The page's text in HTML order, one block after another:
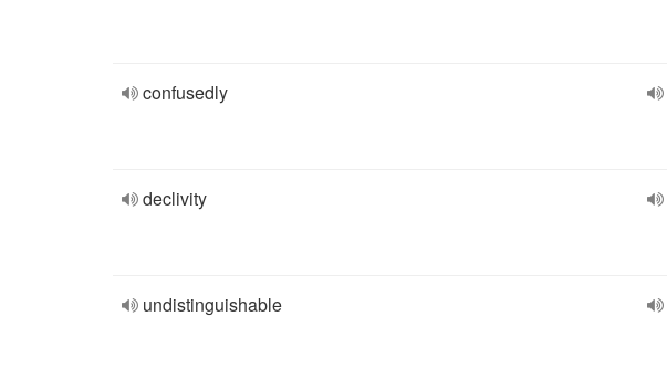
confusedly
declivity
undistinguishable